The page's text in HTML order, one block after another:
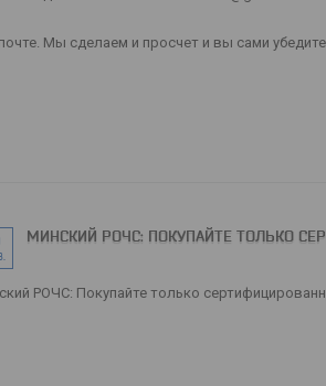
Мы сделаем и просчет и вы сами
МИНСКИЙ РОЧС: ПОКУПАЙТЕ ТОЛЬКО
РОЧС: Покупайте только